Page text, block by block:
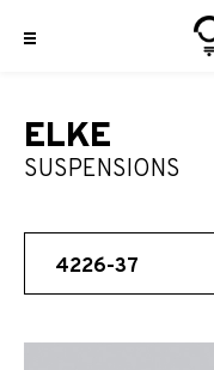
ELKE
SUSPENSIONS
4226-37